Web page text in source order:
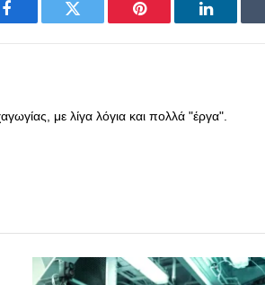
Facebook Twitter Pinterest LinkedIn
με λίγα λόγια και πολλά "έργα".